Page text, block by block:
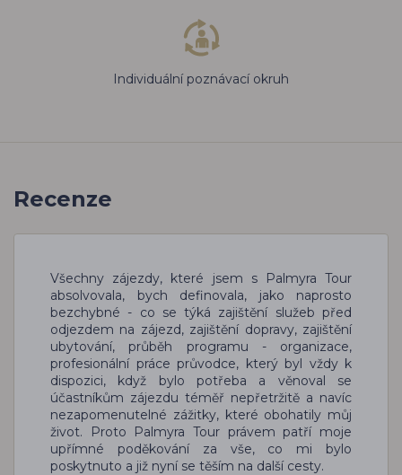
Individuální poznávací okruh
Recenze
Všechny zájezdy, které jsem s Palmyra Tour
absolvovala, bych definovala, jako naprosto
bezchybné - co se týká zajištění služeb před
odjezdem na zájezd, zajištění dopravy, zajištění
ubytování, průběh programu - organizace,
profesionální práce průvodce, který byl vždy k
dispozici, když bylo potřeba a věnoval se
účastníkům zájezdu téměř nepřetržitě a navíc
nezapomenutelné zážitky, které obohatily můj
život. Proto Palmyra Tour právem patří moje
upřímné poděkování za vše, co mi bylo
poskytnuto a již nyní se těším na další cesty.